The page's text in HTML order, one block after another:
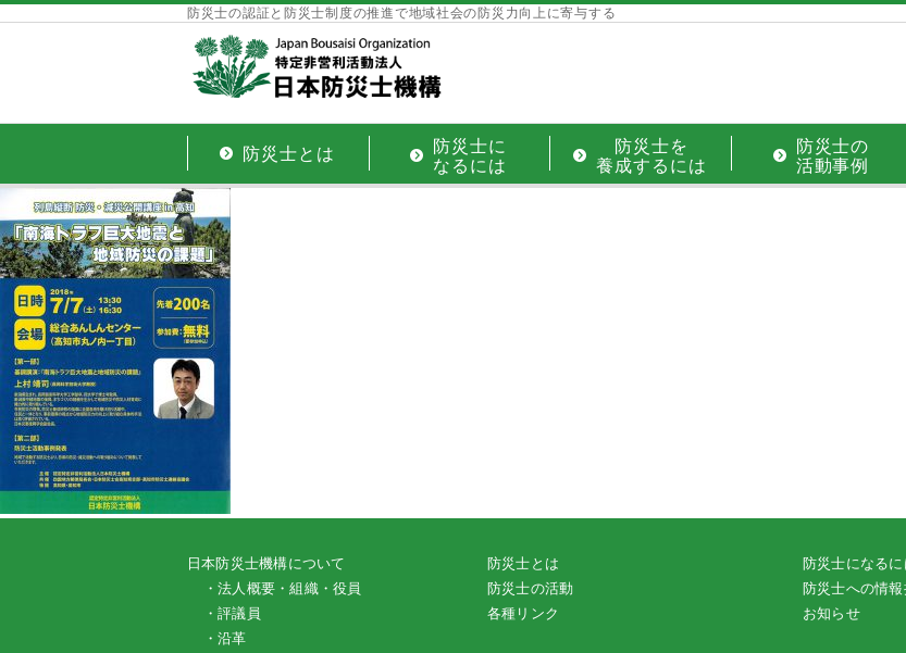
防災士の認証と防災士制度の推進で地域社会の防災力向上に寄与する
防災士とは
防災士に
なるには
防災士を
養成するには
防災士の
活動事例
日本防災士機構について
・法人概要・組織・役員
・評議員
・沿革
防災士とは
防災士の活動
各種リンク
防災士になるに
防災士への情
お知らせ